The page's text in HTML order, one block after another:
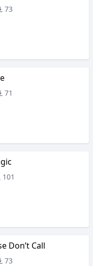
73
71
101
Don’t Call
73